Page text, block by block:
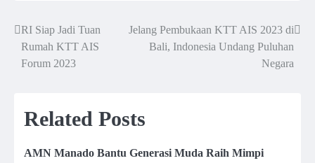
Post
navigation
RI Siap Jadi Tuan
Rumah KTT AIS
Forum 2023
Jelang Pembukaan KTT AIS 2023 di
Bali, Indonesia Undang Puluhan
Negara
Related Posts
AMN Manado Bantu Generasi Muda Raih Mimpi